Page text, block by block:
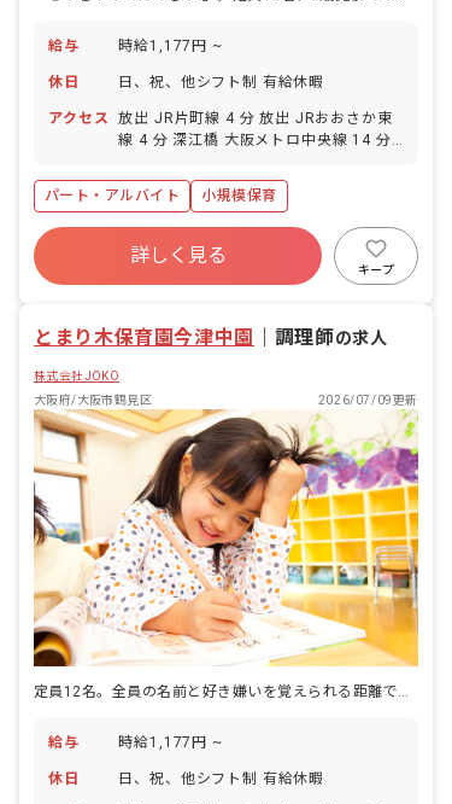
給与 時給1,177円 ~
休日 日、祝、他シフト制 有給休暇
アクセス
放出 JR片町線 4 分 放出 JRおおさか東
線 4 分 深江橋 大阪メトロ中央線 14 分
里筋線 17 分
パート・アルバイト 小規模保育
詳しく見る
キープ
とまり木保育園今津中園 調理師の求人
株式会社JOKO
大阪府/大阪市鶴見区
2026/07/09更新
定員12名。全員の名前と好き嫌いを覚えられる距離で、給食を作れます。
給与 時給1,177円 ~
休日 日、祝、他シフト制 有給休暇